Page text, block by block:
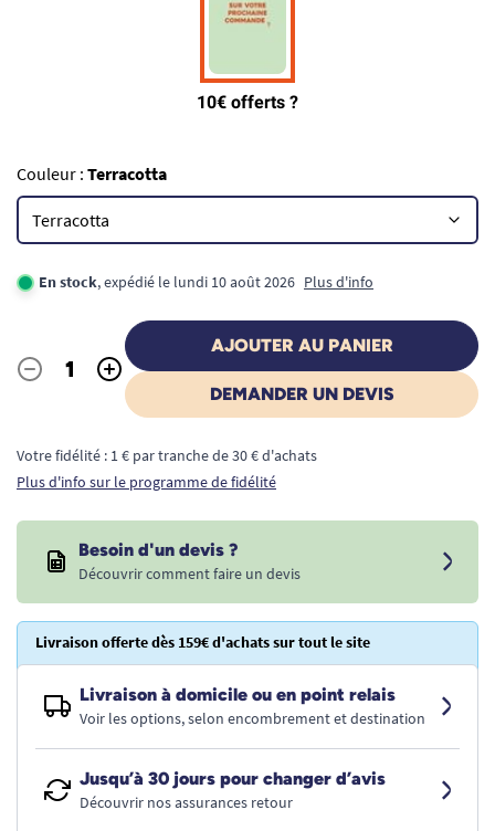
Couleur : Terracotta
En stock, expédié le lundi 10 août 2026 Plus d'info
Quantité
- +
AJOUTER AU PANIER
DEMANDER UN DEVIS
Votre fidélité : 1 € par tranche de 30 € d'achats
Plus d'info sur le programme de fidélité
Besoin d'un devis ?
Découvrir comment faire un devis
Livraison offerte dès 159€ d'achats sur tout le site
Livraison à domicile ou en point relais
Voir les options, selon encombrement et destination
Jusqu’à 30 jours pour changer d’avis
Découvrir nos assurances retour